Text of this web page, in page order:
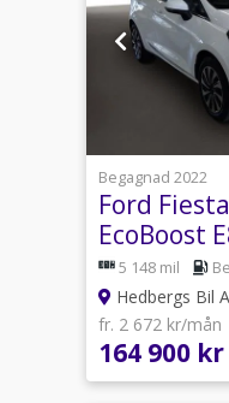
Begagnad 2022
Ford
EcoBoost
Special Ed
5 148 mil
Hedbergs Bil
fr. 2 672 kr/mån
164 900 kr